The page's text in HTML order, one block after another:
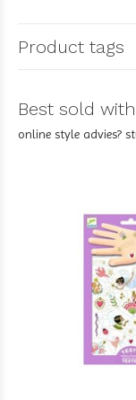
Product tags
Best sold
online style advies?